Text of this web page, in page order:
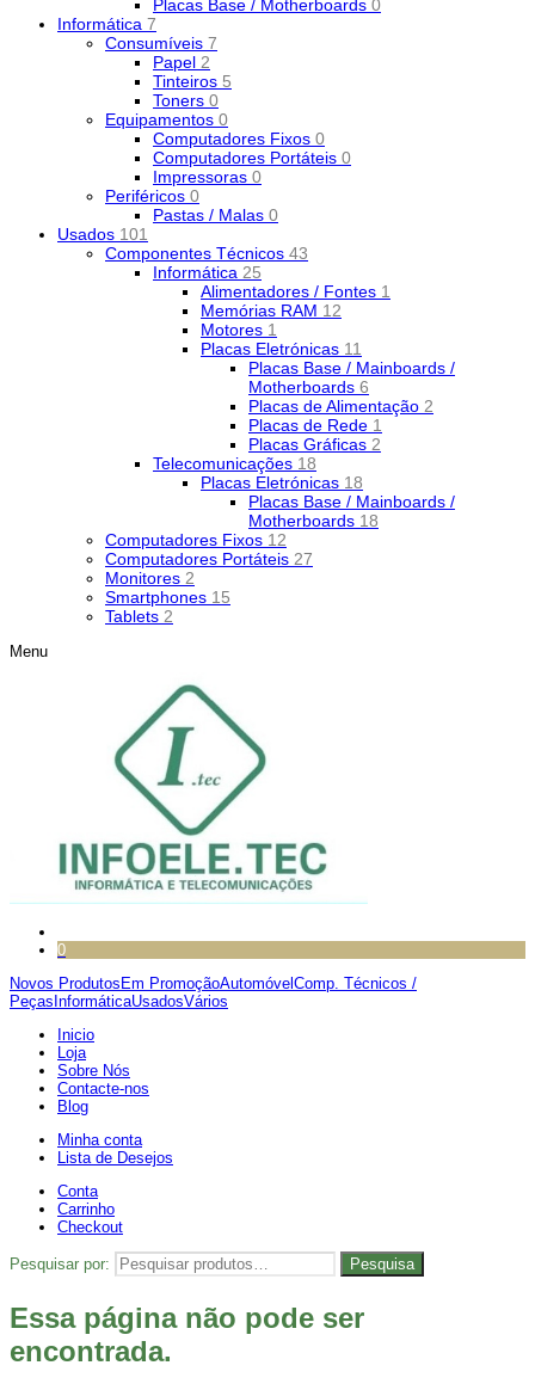
Placas Base / Motherboards 0
Informática 7
Consumíveis 7
Papel 2
Tinteiros 5
Toners 0
Equipamentos 0
Computadores Fixos 0
Computadores Portáteis 0
Impressoras 0
Periféricos 0
Pastas / Malas 0
Usados 101
Componentes Técnicos 43
Informática 25
Alimentadores / Fontes 1
Memórias RAM 12
Motores 1
Placas Eletrónicas 11
Placas Base / Mainboards /
Motherboards 6
Placas de Alimentação 2
Placas de Rede 1
Placas Gráficas 2
Telecomunicações 18
Placas Eletrónicas 18
Placas Base / Mainboards /
Motherboards 18
Computadores Fixos 12
Computadores Portáteis 27
Monitores 2
Smartphones 15
Tablets 2
Menu
0
Novos Produtos Em PromoçãoAutomóvel Comp. Técnicos /
Peças InformáticaUsadosVários
Inicio
Loja
Sobre Nós
Contacte-nos
Blog
Minha conta
Lista de Desejos
Conta
Carrinho
Checkout
Pesquisar por: Pesquisa
Essa página não pode ser
encontrada.